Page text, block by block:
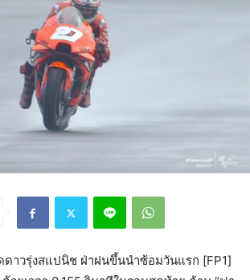
าวรุ่งสแปนิช ฝ่าฝนขึ้นนำซ้อมวันแรก [FP1]